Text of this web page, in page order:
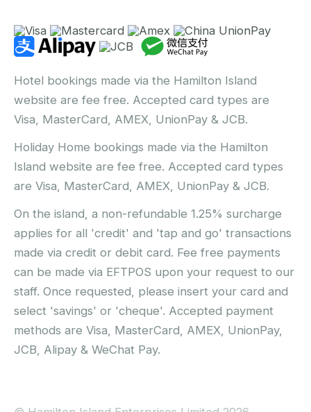
Hotel bookings made via the Hamilton Island
website are fee free. Accepted card types are
Visa, MasterCard, AMEX, UnionPay & JCB.
Holiday Home bookings made via the Hamilton
Island website are fee free. Accepted card types
are Visa, MasterCard, AMEX, UnionPay & JCB.
On the island, a non-refundable 1.25% surcharge
applies for all 'credit' and 'tap and go' transactions
made via credit or debit card. Fee free payments
can be made via EFTPOS upon your request to our
staff. Once requested, please insert your card and
select 'savings' or 'cheque'. Accepted payment
methods are Visa, MasterCard, AMEX, UnionPay,
JCB, Alipay & WeChat Pay.